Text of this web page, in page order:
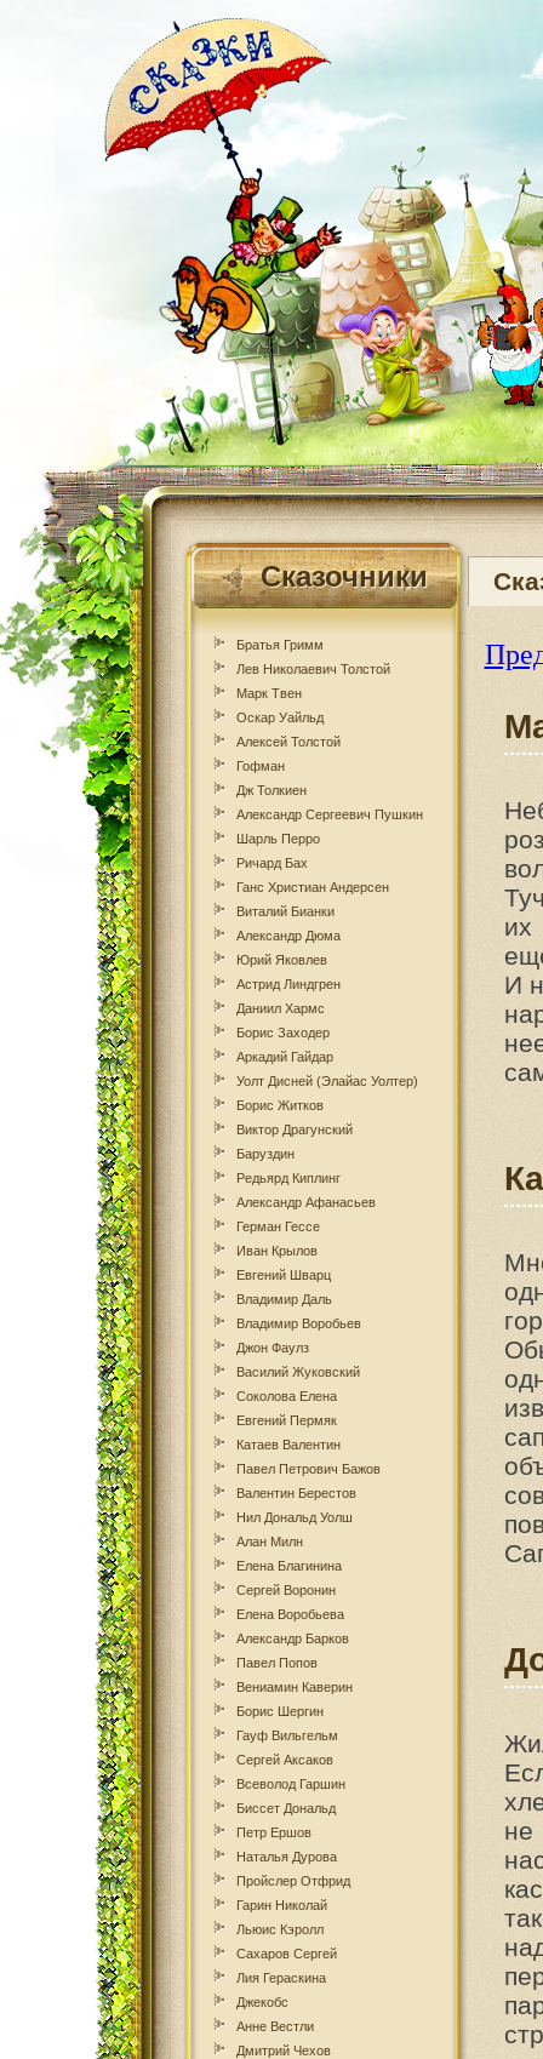
Сказочники
Братья Гримм
Лев Николаевич Толстой
Марк Твен
Оскар Уайльд
Алексей Толстой
Гофман
Дж Толкиен
Александр Сергеевич Пушкин
Шарль Перро
Ричард Бах
Ганс Христиан Андерсен
Виталий Бианки
Александр Дюма
Юрий Яковлев
Астрид Линдгрен
Даниил Хармс
Борис Заходер
Аркадий Гайдар
Уолт Дисней (Элайас Уолтер)
Борис Житков
Виктор Драгунский
Баруздин
Редьярд Киплинг
Александр Афанасьев
Герман Гессе
Иван Крылов
Евгений Шварц
Владимир Даль
Владимир Воробьев
Джон Фаулз
Василий Жуковский
Соколова Елена
Евгений Пермяк
Катаев Валентин
Павел Петрович Бажов
Валентин Берестов
Нил Дональд Уолш
Алан Милн
Елена Благинина
Сергей Воронин
Елена Воробьева
Александр Барков
Павел Попов
Вениамин Каверин
Борис Шергин
Гауф Вильгельм
Сергей Аксаков
Всеволод Гаршин
Биссет Дональд
Петр Ершов
Наталья Дурова
Пройслер Отфрид
Гарин Николай
Льюис Кэролл
Сахаров Сергей
Лия Гераскина
Джекобс
Анне Вестли
Дмитрий Чехов
их
И
не